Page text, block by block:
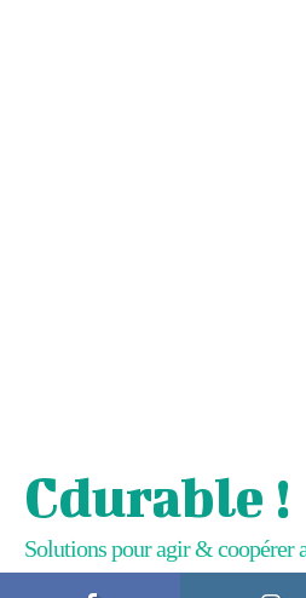
Cdurable !
Solutions pour agir & coopérer